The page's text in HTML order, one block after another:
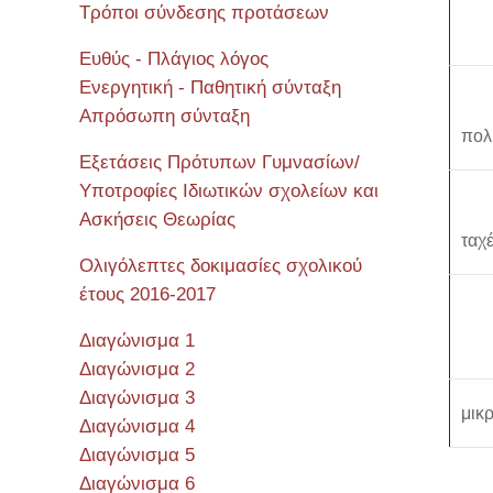
Τρόποι σύνδεσης προτάσεων
Ευθύς - Πλάγιος λόγος
Ενεργητική - Παθητική σύνταξη
Απρόσωπη σύνταξη
Εξετάσεις Πρότυπων Γυμνασίων/
Υποτροφίες Ιδιωτικών σχολείων και
Ασκήσεις Θεωρίας
Ολιγόλεπτες δοκιμασίες σχολικού
έτους 2016-2017
Διαγώνισμα 1
Διαγώνισμα 2
Διαγώνισμα 3
Διαγώνισμα 4
Διαγώνισμα 5
Διαγώνισμα 6